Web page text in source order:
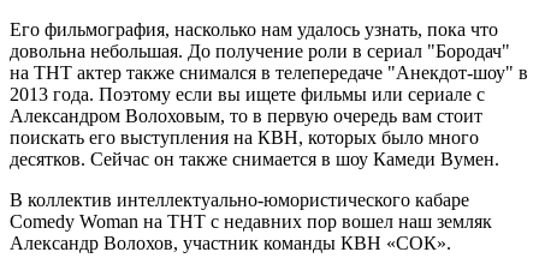
Его фильмография, насколько нам удалось узнать, пока что
довольна небольшая. До получение роли в сериал "Бородач"
на ТНТ актер также снимался в телепередаче "Анекдот-шоу" в
2013 года. Поэтому если вы ищете фильмы или сериале с
Александром Волоховым, то в первую очередь вам стоит
поискать его выступления на КВН, которых было много
десятков. Сейчас он также снимается в шоу Камеди Вумен.
В коллектив интеллектуально-юмористического кабаре
Comedy Woman на ТНТ с недавних пор вошел наш земляк
Александр Волохов, участник команды КВН «СОК».